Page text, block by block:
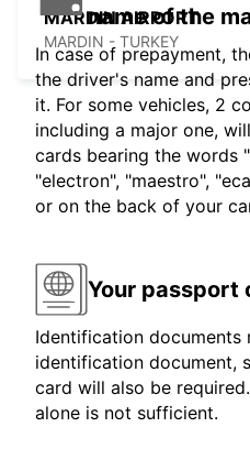
MARDIN AIRPORT
MARDIN - TURKEY
name of the
In case of prepayment,
the driver's name and
it. For some vehicles, 2
including a major one,
cards bearing the words
"electron", "maestro",
or on the back of your
Your passport
Identification documents
identification document,
card will also be
alone is not sufficient.